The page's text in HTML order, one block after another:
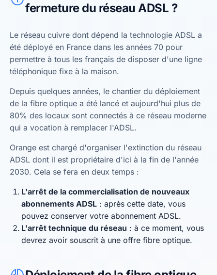
fermeture du réseau ADSL ?
Le réseau cuivre dont dépend la technologie ADSL a
été déployé en France dans les années 70 pour
permettre à tous les français de disposer d'une ligne
téléphonique fixe à la maison.
Depuis quelques années, le chantier du déploiement
de la fibre optique a été lancé et aujourd'hui plus de
80% des locaux sont connectés à ce réseau moderne
qui a vocation à remplacer l'ADSL.
Orange est chargé d'organiser l'extinction du réseau
ADSL dont il est propriétaire d'ici à la fin de l'année
2030. Cela se fera en deux temps :
L'arrêt de la commercialisation de nouveaux
abonnements ADSL : après cette date, vous
pouvez conserver votre abonnement ADSL.
L'arrêt technique du réseau : à ce moment, vous
devrez avoir souscrit à une offre fibre optique.